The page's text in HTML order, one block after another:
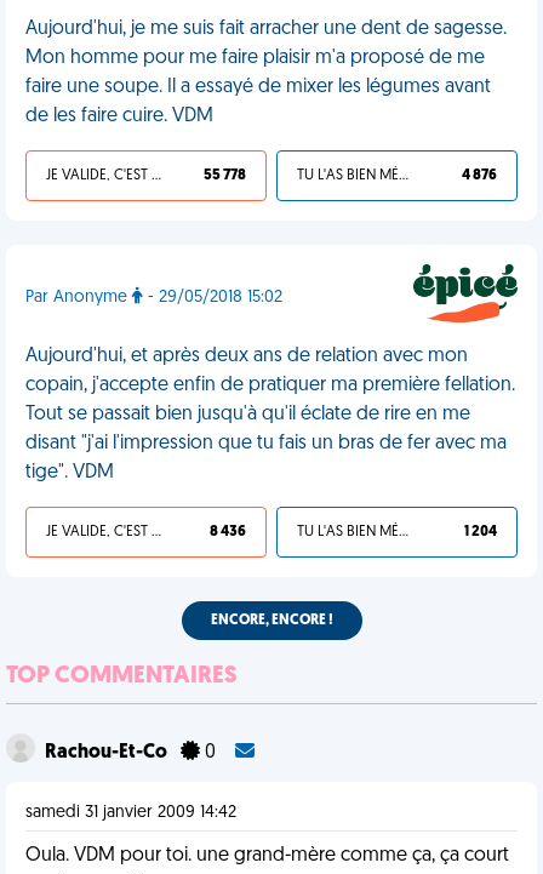
Aujourd'hui, je me suis fait arracher une dent de sagesse.
Mon homme pour me faire plaisir m'a proposé de me
faire une soupe. Il a essayé de mixer les légumes avant
de les faire cuire. VDM
JE VALIDE, C'EST UNE VDM 55 778 TU L'AS BIEN MÉRITÉ 4 876
Par Anonyme - 29/05/2018 15:02
Aujourd'hui, et après deux ans de relation avec mon
copain, j'accepte enfin de pratiquer ma première fellation.
Tout se passait bien jusqu'à qu'il éclate de rire en me
disant "j'ai l'impression que tu fais un bras de fer avec ma
tige". VDM
JE VALIDE, C'EST UNE VDM 8 436 TU L'AS BIEN MÉRITÉ 1 204
ENCORE, ENCORE !
TOP COMMENTAIRES
Rachou-Et-Co 0
samedi 31 janvier 2009 14:42
Oula. VDM pour toi. une grand-mère comme ça, ça court